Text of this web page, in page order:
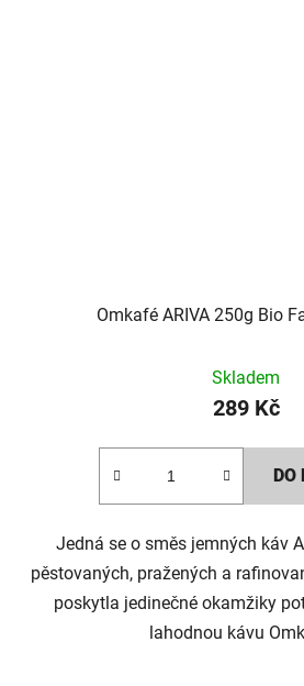
Omkafé ARIVA 250g Bio
Skladem
289 Kč
DO
Jedná se o směs jemných káv
pěstovaných, pražených a
poskytla jedinečné okamžiky
lahodnou kávu